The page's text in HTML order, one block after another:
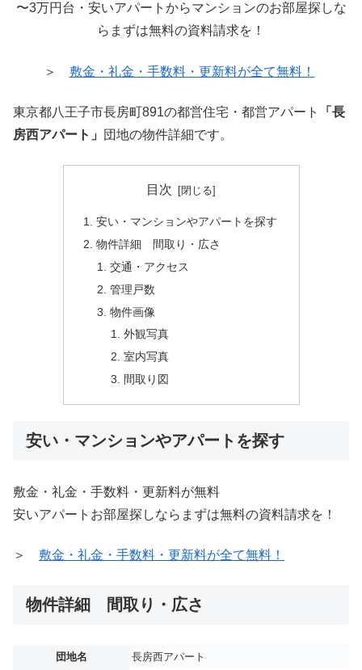
〜3万円台・安いアパートからマンションのお部屋探しな
らまずは無料の資料請求を！
＞ 敷金・礼金・手数料・更新料が全て無料！
東京都八王子市長房町891の都営住宅・都営アパート
「長
房西アパート」
団地の物件詳細です。
目次
安い・マンションやアパートを探す
物件詳細 間取り・広さ
交通・アクセス
管理戸数
物件画像
外観写真
室内写真
間取り図
安い・マンションやアパートを探す
敷金・礼金・手数料・更新料が無料
安いアパートお部屋探しならまずは無料の資料請求を！
＞ 敷金・礼金・手数料・更新料が全て無料！
物件詳細 間取り・広さ
団地名
長房西アパート